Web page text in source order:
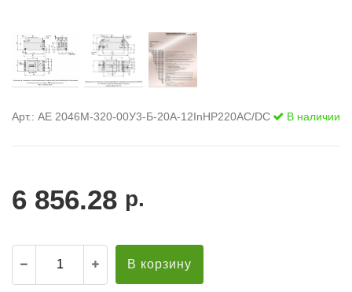
Арт.: АЕ 2046М-320-00У3-Б-20А-12InНР220AC/DC В наличии
6 856.28 р.
В корзину